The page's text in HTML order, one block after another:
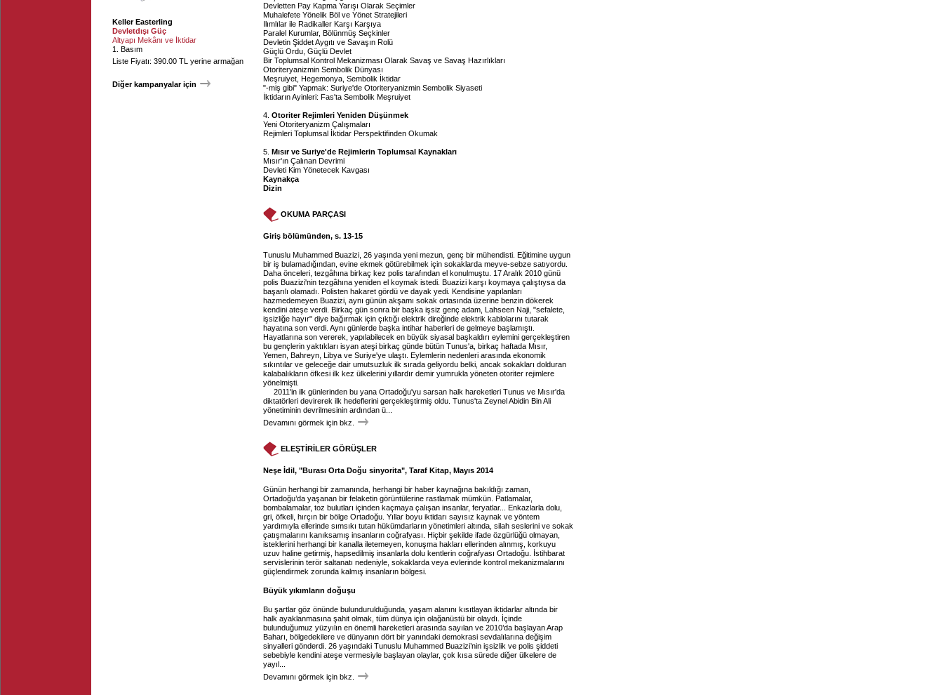
Keller Easterling
Devletdışı Güç
Altyapı Mekânı ve İktidar
1. Basım
Liste Fiyatı: 390.00 TL yerine armağan
Diğer kampanyalar için
Devletten Pay Kapma Yarışı Olarak Seçimler
Muhalefete Yönelik Böl ve Yönet Stratejileri
Ilımlılar ile Radikaller Karşı Karşıya
Paralel Kurumlar, Bölünmüş Seçkinler
Devletin Şiddet Aygıtı ve Savaşın Rolü
Güçlü Ordu, Güçlü Devlet
Bir Toplumsal Kontrol Mekanizması Olarak Savaş ve Savaş Hazırlıkları
Otoriteryanizmin Sembolik Dünyası
Meşruiyet, Hegemonya, Sembolik İktidar
"-miş gibi" Yapmak: Suriye'de Otoriteryanizmin Sembolik Siyaseti
İktidarın Ayinleri: Fas'ta Sembolik Meşruiyet
4. Otoriter Rejimleri Yeniden Düşünmek
Yeni Otoriteryanizm Çalışmaları
Rejimleri Toplumsal İktidar Perspektifinden Okumak
5. Mısır ve Suriye'de Rejimlerin Toplumsal Kaynakları
Mısır'ın Çalınan Devrimi
Devleti Kim Yönetecek Kavgası
Kaynakça
Dizin
OKUMA PARÇASI
Giriş bölümünden, s. 13-15
Tunuslu Muhammed Buazizi, 26 yaşında yeni mezun, genç bir mühendisti. Eğitimine uygun
bir iş bulamadığından, evine ekmek götürebilmek için sokaklarda meyve-sebze satıyordu.
Daha önceleri, tezgâhına birkaç kez polis tarafından el konulmuştu. 17 Aralık 2010 günü
polis Buazizi'nin tezgâhına yeniden el koymak istedi. Buazizi karşı koymaya çalıştıysa da
başarılı olamadı. Polisten hakaret gördü ve dayak yedi. Kendisine yapılanları
hazmedemeyen Buazizi, aynı günün akşamı sokak ortasında üzerine benzin dökerek
kendini ateşe verdi. Birkaç gün sonra bir başka işsiz genç adam, Lahseen Naji, "sefalete,
işsizliğe hayır" diye bağırmak için çıktığı elektrik direğinde elektrik kablolarını tutarak
hayatına son verdi. Aynı günlerde başka intihar haberleri de gelmeye başlamıştı.
Hayatlarına son vererek, yapılabilecek en büyük siyasal başkaldırı eylemini gerçekleştiren
bu gençlerin yaktıkları isyan ateşi birkaç günde bütün Tunus'a, birkaç haftada Mısır,
Yemen, Bahreyn, Libya ve Suriye'ye ulaştı. Eylemlerin nedenleri arasında ekonomik
sıkıntılar ve geleceğe dair umutsuzluk ilk sırada geliyordu belki, ancak sokakları dolduran
kalabalıkların öfkesi ilk kez ülkelerini yıllardır demir yumrukla yöneten otoriter rejimlere
yönelmişti.
2011'in ilk günlerinden bu yana Ortadoğu'yu sarsan halk hareketleri Tunus ve Mısır'da
diktatörleri devirerek ilk hedeflerini gerçekleştirmiş oldu. Tunus'ta Zeynel Abidin Bin Ali
yönetiminin devrilmesinin ardından ü...
Devamını görmek için bkz.
ELEŞTİRİLER GÖRÜŞLER
Neşe İdil, "Burası Orta Doğu sinyorita", Taraf Kitap, Mayıs 2014
Günün herhangi bir zamanında, herhangi bir haber kaynağına bakıldığı zaman,
Ortadoğu’da yaşanan bir felaketin görüntülerine rastlamak mümkün. Patlamalar,
bombalamalar, toz bulutları içinden kaçmaya çalışan insanlar, feryatlar... Enkazlarla dolu,
gri, öfkeli, hırçın bir bölge Ortadoğu. Yıllar boyu iktidarı sayısız kaynak ve yöntem
yardımıyla ellerinde sımsıkı tutan hükümdarların yönetimleri altında, silah seslerini ve sokak
çatışmalarını kanıksamış insanların coğrafyası. Hiçbir şekilde ifade özgürlüğü olmayan,
isteklerini herhangi bir kanalla iletemeyen, konuşma hakları ellerinden alınmış, korkuyu
uzuv haline getirmiş, hapsedilmiş insanlarla dolu kentlerin coğrafyası Ortadoğu. İstihbarat
servislerinin terör saltanatı nedeniyle, sokaklarda veya evlerinde kontrol mekanizmalarını
güçlendirmek zorunda kalmış insanların bölgesi.
Büyük yıkımların doğuşu
Bu şartlar göz önünde bulundurulduğunda, yaşam alanını kısıtlayan iktidarlar altında bir
halk ayaklanmasına şahit olmak, tüm dünya için olağanüstü bir olaydı. İçinde
bulunduğumuz yüzyılın en önemli hareketleri arasında sayılan ve 2010’da başlayan Arap
Baharı, bölgedekilere ve dünyanın dört bir yanındaki demokrasi sevdalılarına değişim
sinyalleri gönderdi. 26 yaşındaki Tunuslu Muhammed Buazizi’nin işsizlik ve polis şiddeti
sebebiyle kendini ateşe vermesiyle başlayan olaylar, çok kısa sürede diğer ülkelere de
yayıl...
Devamını görmek için bkz.